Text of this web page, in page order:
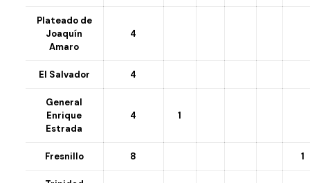
Plateado de
Joaquín
Amaro
4
El Salvador 4
General
Enrique
Estrada
4 1
Fresnillo 8 1